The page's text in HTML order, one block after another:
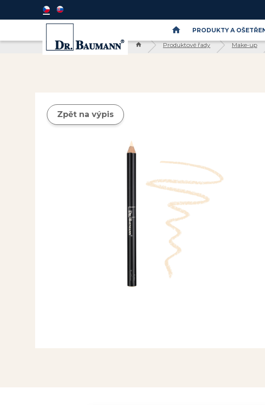
PRODUKTY A
Produktové řady Make-up
Zpět na výpis